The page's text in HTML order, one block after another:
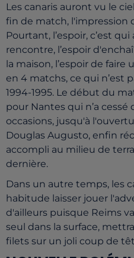
Les canaris auront vu le
fin de match, l'impression
Pourtant, l’espoir, c’est
rencontre, l’espoir
la maison, l’espoir de
en 4 matchs, ce qui n’est
1994-1995. Le début du
pour Nantes qui n’a cessé
occasions, jusqu'à
Douglas Augusto, enfin
accompli au milieu de
dernière.
Dans un autre temps, les
habitude laisser jouer
d'ailleurs puisque Reims
seul dans la surface,
filets sur un joli coup de